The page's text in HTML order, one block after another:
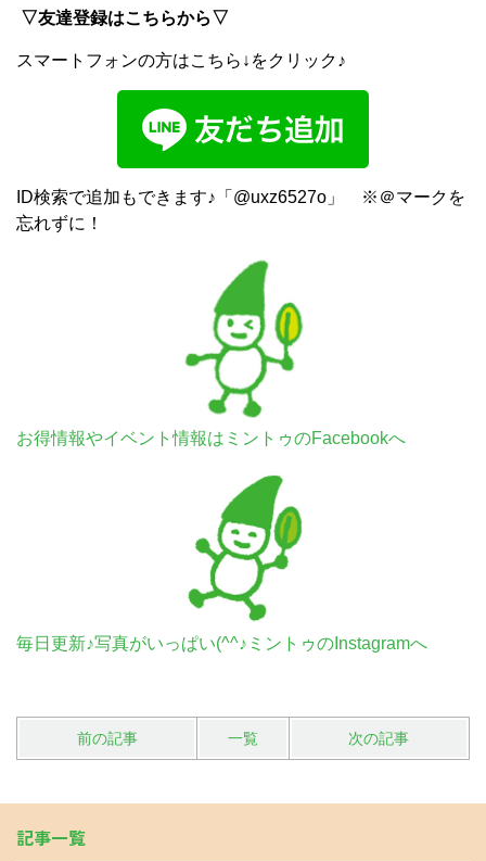
▽友達登録はこちらから▽
スマートフォンの方はこちら↓をクリック♪
ID検索で追加もできます♪「@uxz6527o」 ※＠マークを
忘れずに！
お得情報やイベント情報はミントゥのFacebookへ
毎日更新♪写真がいっぱい(^^♪ミントゥのInstagramへ
前の記事 一覧 次の記事
記事一覧